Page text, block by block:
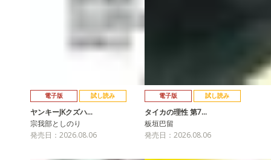
電子版 試し読み
ヤンキーJKクズハ…
宗我部としのり
発売日：2026.08.06
電子版 試し読み
タイカの理性 第7…
板垣巴留
発売日：2026.08.06